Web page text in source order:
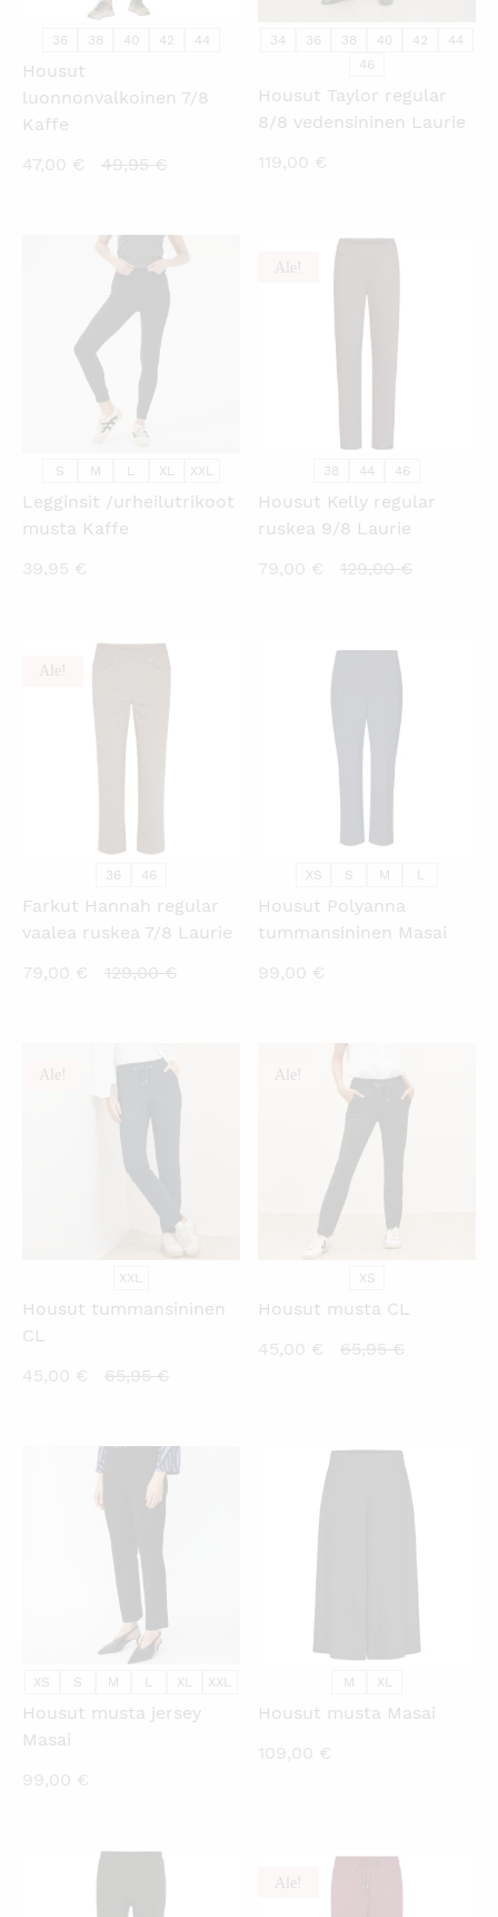
36 38 40 42 44
Housut
luonnonvalkoinen 7/8
Kaffe
47,00 €
Nykyinen
47,00 €.
49,95€Alkuperäinen
49,95 €.
34 36 38 40 42
44
46
Housut Taylor regular
8/8 vedensininen Laurie
119,00 €
KATSO PIKANÄKYMÄ
S M XL XXL
Legginsit /urheilutrikoot
musta Kaffe
39,95 €
Ale!
38 44 46
Housut Kelly regular
ruskea 9/8 Laurie
79,00 €
Nykyinen
79,00 €.
129,00€
Ale!
36 46
Farkut Hannah regular
vaalea ruskea 7/8 Laurie
79,00 €
Nykyinen
79,00 €.
129,00€Alkuperäinen
KATSO PIKANÄKYMÄ
XS S M
Housut Polyanna
tummansininen Masai
99,00 €
Ale! KATSO PIKANÄKYMÄ
XXL
Housut tummansininen
CL
45,00 €
Nykyinen
45,00 €.
65,95€Alkuperäinen
Ale! KATSO PIKANÄKYMÄ
XS
Housut musta CL
45,00 €
Nykyinen
65,95€
KATSO PIKANÄKYMÄ
XS S M L XL XXL
Housut musta jersey
Masai
99,00 €
KATSO PIKANÄKYMÄ
M XL
Housut musta Masai
109,00 €
Ale! KATSO PIKANÄKYMÄ